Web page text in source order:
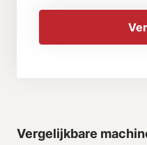
Vergelijkbare